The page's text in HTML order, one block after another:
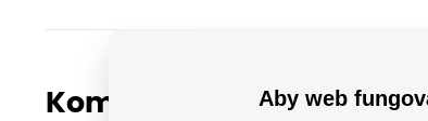
Kompatibilní tiskárny
Aby web